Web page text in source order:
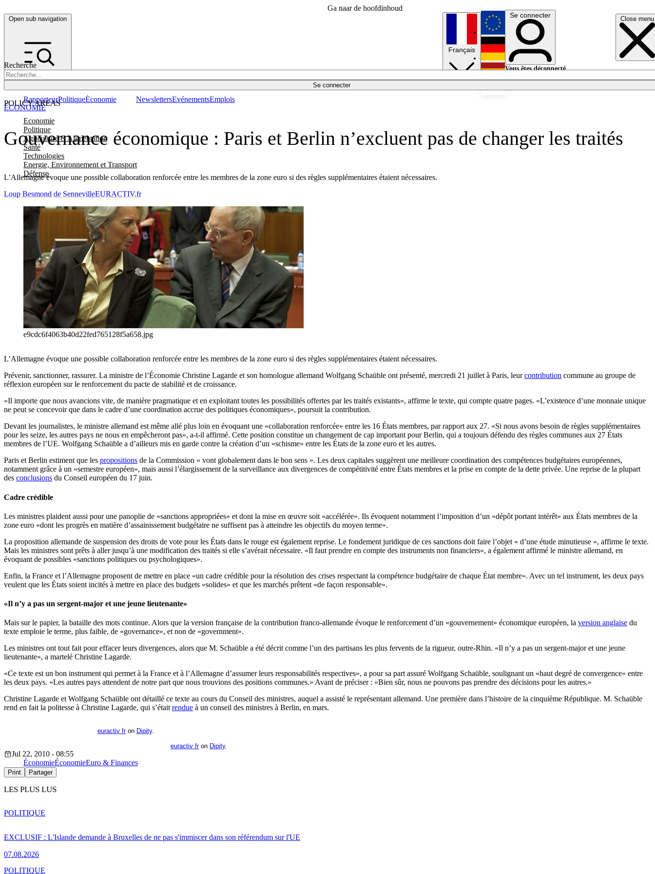
Ga naar de hoofdinhoud
Open sub navigation Close menu
Recherche
Se connecter
POLICY AREAS
Economie
Politique
Agriculture et Alimentation
Santé
Technologies
Energie, Environnement et Transport
Défense
RapporteurPolitiqueÉconomie NewslettersEvénementsEmplois
Français
English
Deutsch
Se connecter
Vous êtes déconnecté.
Gouvernance économique : Paris et Berlin n’excluent pas de changer les traités
L’Allemagne évoque une possible collaboration renforcée entre les membres de la zone euro si des règles supplémentaires étaient nécessaires.
ÉCONOMIE
Loup Besmond de SennevilleEURACTIV.fr
e9cdc6f4063b40d22fed765128f5a658.jpg
L’Allemagne évoque une possible collaboration renforcée entre les membres de la zone euro si des règles supplémentaires étaient nécessaires.
Prévenir, sanctionner, rassurer. La ministre de l’Économie Christine Lagarde et son homologue allemand Wolfgang Schaüble ont présenté, mercredi 21 juillet à Paris, leurcontribution commune au groupe de
réflexion européen sur le renforcement du pacte de stabilité et de croissance.
«Il importe que nous avancions vite, de manière pragmatique et en exploitant toutes les possibilités offertes par les traités existants», affirme le texte, qui compte quatre pages. «L’existence d’une monnaie unique
ne peut se concevoir que dans le cadre d’une coordination accrue des politiques économiques», poursuit la contribution.
Devant les journalistes, le ministre allemand est même allé plus loin en évoquant une «collaboration renforcée» entre les 16 États membres, par rapport aux 27. «Si nous avons besoin de règles supplémentaires
pour les seize, les autres pays ne nous en empêcheront pas», a-t-il affirmé. Cette position constitue un changement de cap important pour Berlin, qui a toujours défendu des règles communes aux 27 États
membres de l’UE. Wolfgang Schaüble a d’ailleurs mis en garde contre la création d’un «schisme» entre les États de la zone euro et les autres.
Paris et Berlin estiment que les propositions de la Commission « vont globalement dans le bon sens ». Les deux capitales suggèrent une meilleure coordination des compétences budgétaires européennes,
notamment grâce à un «semestre européen», mais aussi l’élargissement de la surveillance aux divergences de compétitivité entre États membres et la prise en compte de la dette privée. Une reprise de la plupart
des conclusions du Conseil européen du 17 juin.
Cadre crédible
Les ministres plaident aussi pour une panoplie de «sanctions appropriées» et dont la mise en œuvre soit «accélérée». Ils évoquent notamment l’imposition d’un «dépôt portant intérêt» aux États membres de la
zone euro «dont les progrès en matière d’assainissement budgétaire ne suffisent pas à atteindre les objectifs du moyen terme».
La proposition allemande de suspension des droits de vote pour les États dans le rouge est également reprise. Le fondement juridique de ces sanctions doit faire l’objet « d’une étude minutieuse », affirme le texte.
Mais les ministres sont prêts à aller jusqu’à une modification des traités si elle s’avérait nécessaire. «Il faut prendre en compte des instruments non financiers», a également affirmé le ministre allemand, en
évoquant de possibles «sanctions politiques ou psychologiques».
Enfin, la France et l’Allemagne proposent de mettre en place «un cadre crédible pour la résolution des crises respectant la compétence budgétaire de chaque État membre». Avec un tel instrument, les deux pays
veulent que les États soient incités à mettre en place des budgets «solides» et que les marchés prêtent «de façon responsable».
«Il n’y a pas un sergent-major et une jeune lieutenante»
Mais sur le papier, la bataille des mots continue. Alors que la version française de la contribution franco-allemande évoque le renforcement d’un «gouvernement» économique européen, la version anglaise du
texte emploie le terme, plus faible, de «governance», et non de «government».
Les ministres ont tout fait pour effacer leurs divergences, alors que M. Schaüble a été décrit comme l’un des partisans les plus fervents de la rigueur, outre-Rhin. «Il n’y a pas un sergent-major et une jeune
lieutenante», a martelé Christine Lagarde.
«Ce texte est un bon instrument qui permet à la France et à l’Allemagne d’assumer leurs responsabilités respectives», a pour sa part assuré Wolfgang Schaüble, soulignant un «haut degré de convergence» entre
les deux pays. «Les autres pays attendent de notre part que nous trouvions des positions communes.» Avant de préciser : «Bien sûr, nous ne pouvons pas prendre des décisions pour les autres.»
Christine Lagarde et Wolfgang Schaüble ont détaillé ce texte au cours du Conseil des ministres, auquel a assisté le représentant allemand. Une première dans l’histoire de la cinquième République. M. Schaüble
rend en fait la politesse à Christine Lagarde, qui s’étaitrendue à un conseil des ministres à Berlin, en mars.
euractiv fron Dipity.
euractiv fron Dipity.
Jul 22, 2010 - 08:55
ÉconomieÉconomieEuro & Finances
Print Partager
LES PLUS LUS
EXCLUSIF : L'Islande demande à Bruxelles de ne pas s'immiscer dans son référendum sur l'UE
07.08.2026
POLITIQUE
POLITIQUE